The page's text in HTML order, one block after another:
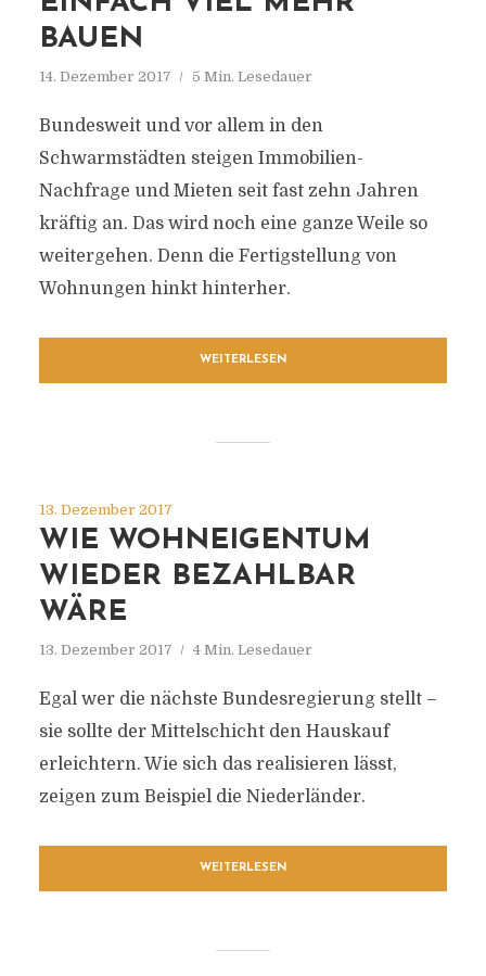
BAUEN
14. Dezember 2017 5 Min. Lesedauer
Bundesweit und vor allem in den
Schwarmstädten steigen Immobilien-
Nachfrage und Mieten seit fast zehn Jahren
kräftig an. Das wird noch eine ganze Weile so
weitergehen. Denn die Fertigstellung von
Wohnungen hinkt hinterher.
WEITERLESEN
13. Dezember 2017
WIE WOHNEIGENTUM
WIEDER BEZAHLBAR
WÄRE
13. Dezember 2017 4 Min. Lesedauer
Egal wer die nächste Bundesregierung stellt –
sie sollte der Mittelschicht den Hauskauf
erleichtern. Wie sich das realisieren lässt,
zeigen zum Beispiel die Niederländer.
WEITERLESEN